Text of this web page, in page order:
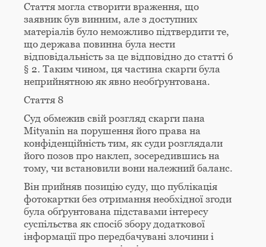
Стаття могла створити враження, що
заявник був винним, але з доступних
матеріалів було неможливо підтвердити те,
що держава повинна була нести
відповідальність за це відповідно до статті 6
§ 2. Таким чином, ця частина скарги була
неприйнятною як явно необґрунтована.
Стаття 8
Суд обмежив свій розгляд скарги пана
Mityanin на порушення його права на
конфіденційність тим, як суди розглядали
його позов про наклеп, зосередившись на
тому, чи встановили вони належний баланс.
Він прийняв позицію суду, що публікація
фотокартки без отримання необхідної згоди
була обґрунтована підставами інтересу
суспільства як спосіб збору додаткової
інформації про передбачувані злочини і